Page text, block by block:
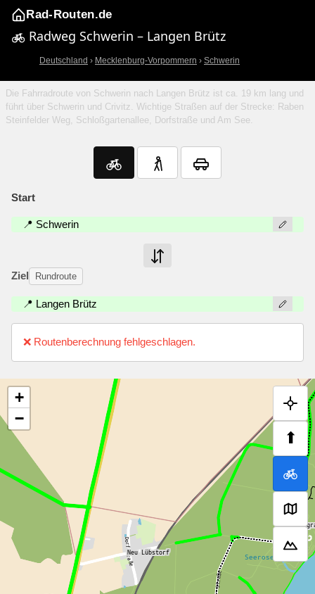
Rad-Routen.de
Radweg Schwerin – Langen Brütz
Deutschland › Mecklenburg-Vorpommern › Schwerin
Die Fahrradroute von Schwerin nach Langen Brütz ist ca. 19 km lang und
führt über Schwerin und Crivitz. Wichtige Straßen auf der Strecke: Raben
Steinfelder Weg, Schloßgartenallee, Dorfstraße und Am See.
Start
📍 Schwerin
Ziel Rundroute
📍 Langen Brütz
❌ Routenberechnung fehlgeschlagen.
⬆
+
−